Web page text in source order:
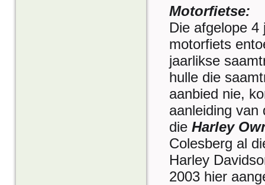
Motorfietse:
Die afgelope
motorfiets
jaarlikse
hulle die
aanbied nie,
aanleiding
die Harley
Colesberg al
Harley
2003 hier